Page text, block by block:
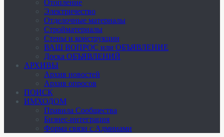
Отопление
Электричество
Отделочные материалы
Стройматериалы
Стены и конструкции
ВАШ ВОПРОС или ОБЪЯВЛЕНИЕ
Доска ОБЪЯВЛЕНИЙ
АРХИВЫ
Архив новостей
Архив опросов
ПОИСК
ИМХОДОМ
Правила Сообщества
Бизнес-интеграция
Форма связи с Админами